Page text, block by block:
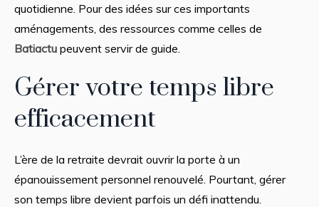
quotidienne. Pour des idées sur ces importants
aménagements, des ressources comme celles de
Batiactu peuvent servir de guide.
Gérer votre temps libre
efficacement
L’ère de la retraite devrait ouvrir la porte à un
épanouissement personnel renouvelé. Pourtant, gérer
son temps libre devient parfois un défi inattendu.